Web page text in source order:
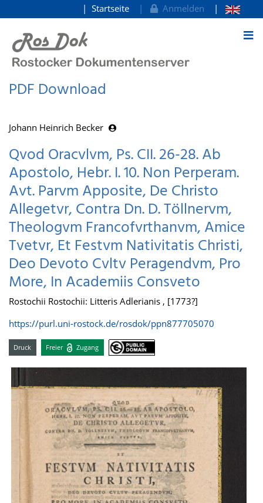
zum Inhalt
Startseite Anmelden
PDF Download
Johann Heinrich Becker
Qvod Oracvlvm, Ps. CII. 26-28. Ab
Apostolo, Hebr. I. 10. Non Perperam.
Avt. Parvm Apposite, De Christo
Allegetvr, Contra Dn. D. Töllnervm,
Theologvm Francofvrthanvm, Amice
Tvetvr, Et Festvm Nativitatis Christi,
Deo Devoto Cvltv Peragendvm, Pro
More, In Academiis Consveto
Rostochii Rostochii: Litteris Adlerianis , [1773?]
https://purl.uni-rostock.de/rosdok/ppn877705070
Druck Freier Zugang